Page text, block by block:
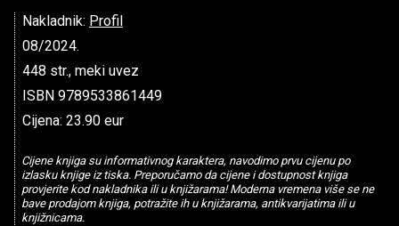
Nakladnik: Profil
08/2024.
448 str., meki uvez
ISBN 9789533861449
Cijena: 23.90 eur
Cijene knjiga su informativnog karaktera, navodimo prvu cijenu po
izlasku knjige iz tiska. Preporučamo da cijene i dostupnost knjiga
provjerite kod nakladnika ili u knjižarama! Moderna vremena više se ne
bave prodajom knjiga, potražite ih u knjižarama, antikvarijatima ili u
knjižnicama.